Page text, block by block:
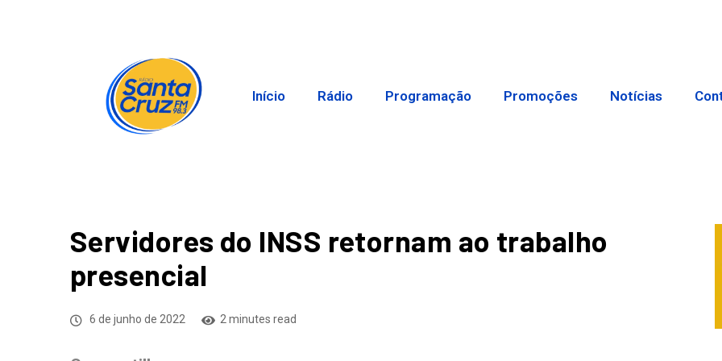
Início Rádio Programação Promoções Notícias
Servidores do INSS retornam ao trabalho
presencial
6 de junho de 2022 2 minutes read